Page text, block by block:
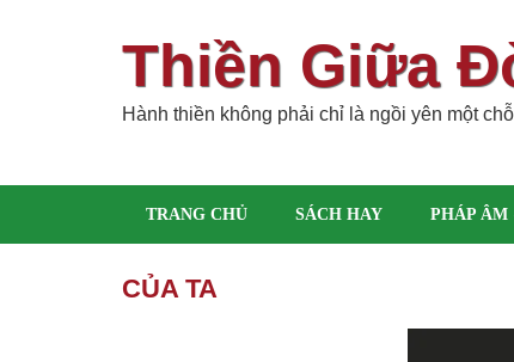
Thiền Giữa
Hành thiền không phải chỉ là ngồi yên một
TRANG CHỦ SÁCH HAY PHÁP ÂM
CỦA TA